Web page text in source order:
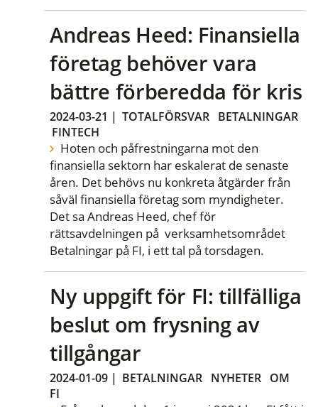
Andreas Heed: Finansiella
företag behöver vara
bättre förberedda för kris
2024-03-21 | TOTALFÖRSVAR BETALNINGAR
FINTECH
Hoten och påfrestningarna mot den
finansiella sektorn har eskalerat de senaste
åren. Det behövs nu konkreta åtgärder från
såväl finansiella företag som myndigheter.
Det sa Andreas Heed, chef för
rättsavdelningen på verksamhetsområdet
Betalningar på FI, i ett tal på torsdagen.
Ny uppgift för FI: tillfälliga
beslut om frysning av
tillgångar
2024-01-09 | BETALNINGAR NYHETER OM
FI